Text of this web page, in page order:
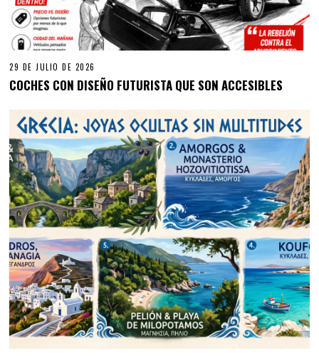
29 DE JULIO DE 2026
COCHES CON DISEÑO FUTURISTA QUE SON ACCESIBLES